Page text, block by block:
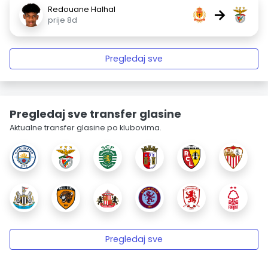
Redouane Halhal
prije 8d
→
Pregledaj sve
Pregledaj sve transfer glasine
Aktualne transfer glasine po klubovima.
Pregledaj sve